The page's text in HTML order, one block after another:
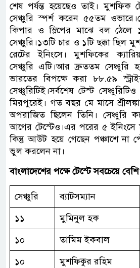
শেষ পর্যন্ত হয়েছেও তাই। মুশফিক
সেঞ্চুরি স্পর্শ করেন ৫৫তম
কিপার ও স্লিপের মাঝে বল ঠেলে
সেঞ্চুরি।১৩টি চার ও ১টি ছক্কা ছিল
রেটের ইনিংসে। মুশফিকের
সেঞ্চুরি এটি।আর দ্রুততম সেঞ্চুরি
ভারতের বিপক্ষে করা ৮৮.৫৯
সেঞ্চুরিটিই।সর্বশেষ টেস্ট
মিরপুরেই। গত বছর মে মাসে
অপরাজিত ছিলেন তিনি। সেঞ্চুরি
আগের টেস্টেও।এর পরের ৫
কিন্তু আউট হয়ে গেছেন পঞ্চাশে
ভুল করলেন না।
বাংলাদেশের পক্ষে টেস্টে সবচেয়ে
সেঞ্চুরি ব্যাটসম্যান
১১
মুমিনুল হক
১০
তামিম ইকবাল
১০
মুশফিকুর রহিম